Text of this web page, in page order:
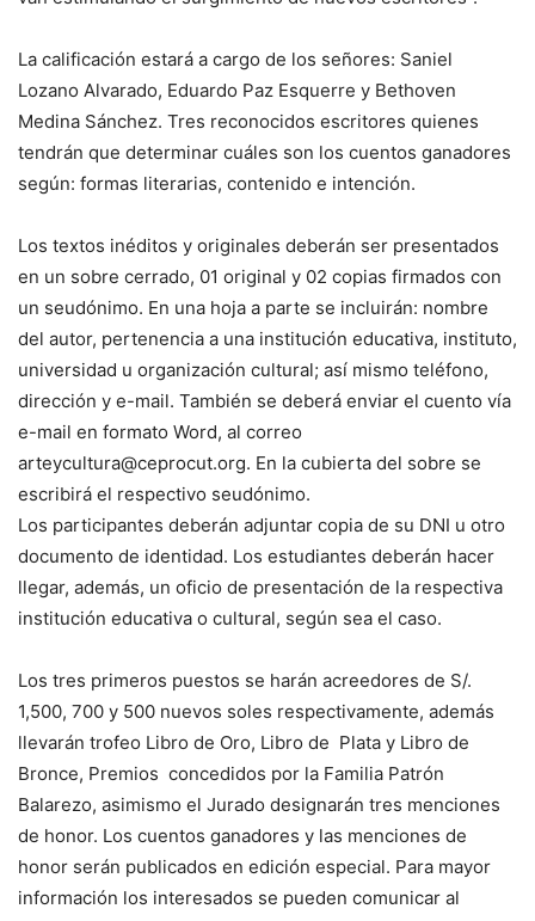
La calificación estará a cargo de los señores: Saniel
Lozano Alvarado, Eduardo Paz Esquerre y Bethoven
Medina Sánchez. Tres reconocidos escritores quienes
tendrán que determinar cuáles son los cuentos ganadores
según: formas literarias, contenido e intención.
Los textos inéditos y originales deberán ser presentados
en un sobre cerrado, 01 original y 02 copias firmados con
un seudónimo. En una hoja a parte se incluirán: nombre
del autor, pertenencia a una institución educativa, instituto,
universidad u organización cultural; así mismo teléfono,
dirección y e-mail. También se deberá enviar el cuento vía
e-mail en formato Word, al correo
arteycultura@ceprocut.org. En la cubierta del sobre se
escribirá el respectivo seudónimo.
Los participantes deberán adjuntar copia de su DNI u otro
documento de identidad. Los estudiantes deberán hacer
llegar, además, un oficio de presentación de la respectiva
institución educativa o cultural, según sea el caso.
Los tres primeros puestos se harán acreedores de S/.
1,500, 700 y 500 nuevos soles respectivamente, además
llevarán trofeo Libro de Oro, Libro de Plata y Libro de
Bronce, Premios concedidos por la Familia Patrón
Balarezo, asimismo el Jurado designarán tres menciones
de honor. Los cuentos ganadores y las menciones de
honor serán publicados en edición especial. Para mayor
información los interesados se pueden comunicar al